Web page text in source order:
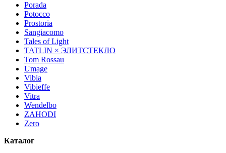
Porada
Potocco
Prostoria
Sangiacomo
Tales of Light
TATLIN × ЭЛИТСТЕКЛО
Tom Rossau
Umage
Vibia
Vibieffe
Vitra
Wendelbo
ZAHODI
Zero
Каталог